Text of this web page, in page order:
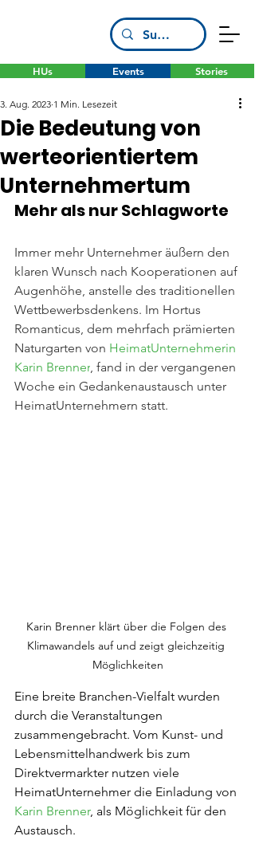
HUs Stories
Events
Die Bedeutung von
werteorientiertem
Unternehmertum
3. Aug. 2023 1 Min. Lesezeit
Mehr als nur Schlagworte
Immer mehr Unternehmer äußern den
klaren Wunsch nach Kooperationen auf
Augenhöhe, anstelle des traditionellen
Wettbewerbsdenkens. Im Hortus
Romanticus, dem mehrfach prämierten
Naturgarten von HeimatUnternehmerin
Karin Brenner, fand in der vergangenen
Woche ein Gedankenaustausch unter
HeimatUnternehmern statt.
Karin Brenner klärt über die Folgen des
Klimawandels auf und zeigt gleichzeitig
Möglichkeiten
Eine breite Branchen-Vielfalt wurden
durch die Veranstaltungen
zusammengebracht. Vom Kunst- und
Lebensmittelhandwerk bis zum
Direktvermarkter nutzen viele
HeimatUnternehmer die Einladung von
Karin Brenner, als Möglichkeit für den
Austausch.